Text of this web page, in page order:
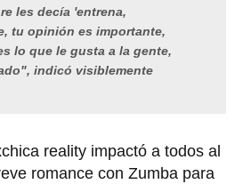
les decía 'entrena,
tu opinión es importante,
lo que le gusta a la gente,
indicó visiblemente
reality impactó a todos al
romance con Zumba para